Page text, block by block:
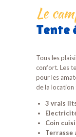
Le
Tente
Tous les
confort. Les
pour les
de la location
3 vrais
Coin
Terrasse